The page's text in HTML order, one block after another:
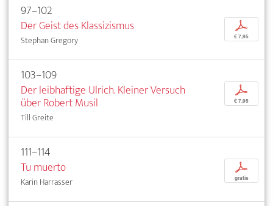
97–102
Der Geist des Klassizismus
Stephan Gregory
p
€ 7,95
103–109
Der leibhaftige Ulrich. Kleiner Versuch
über Robert Musil
Till Greite
p
€ 7,95
111–114
Tu muerto
Karin Harrasser
p
gratis